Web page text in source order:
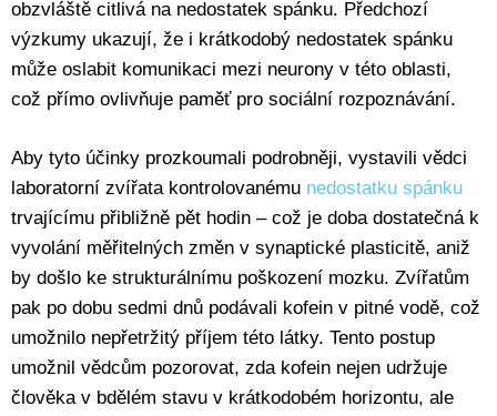
obzvláště citlivá na nedostatek spánku. Předchozí
výzkumy ukazují, že i krátkodobý nedostatek spánku
může oslabit komunikaci mezi neurony v této oblasti,
což přímo ovlivňuje paměť pro sociální rozpoznávání.
Aby tyto účinky prozkoumali podrobněji, vystavili vědci
laboratorní zvířata kontrolovanému nedostatku spánku
trvajícímu přibližně pět hodin – což je doba dostatečná k
vyvolání měřitelných změn v synaptické plasticitě, aniž
by došlo ke strukturálnímu poškození mozku. Zvířatům
pak po dobu sedmi dnů podávali kofein v pitné vodě, což
umožnilo nepřetržitý příjem této látky. Tento postup
umožnil vědcům pozorovat, zda kofein nejen udržuje
člověka v bdělém stavu v krátkodobém horizontu, ale